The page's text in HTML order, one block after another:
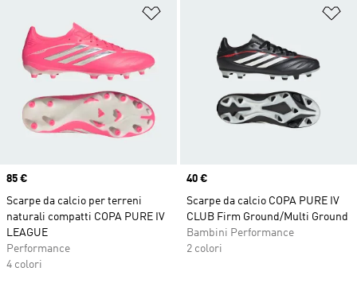
Aggiungi alla lista dei desideri
Price
85 €
Scarpe da calcio per terreni
naturali compatti COPA PURE IV
LEAGUE
Performance
4 colori
Price
40 €
Scarpe da calcio COPA PURE IV
CLUB Firm Ground/Multi Ground
Bambini Performance
2 colori